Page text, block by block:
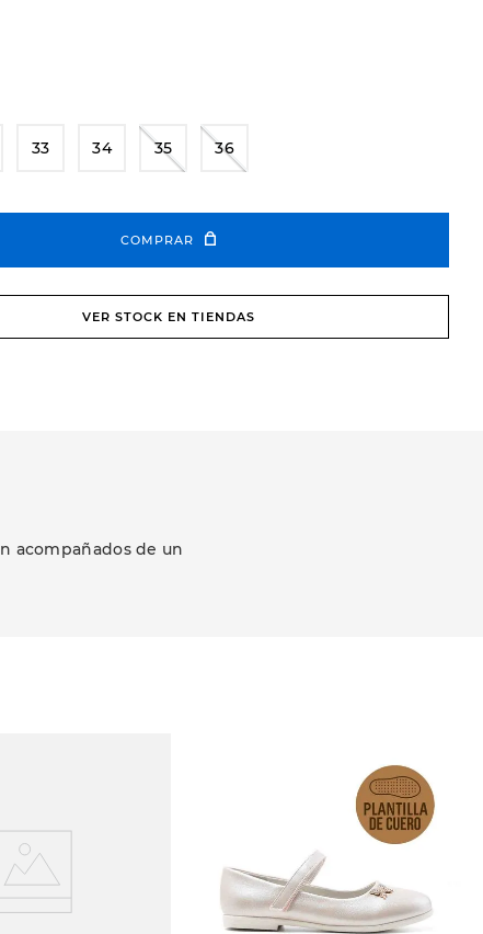
33 34 35 36
COMPRAR
VER STOCK EN TIENDAS
acompañados de un